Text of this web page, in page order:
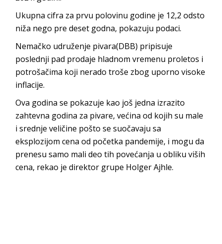
Ukupna cifra za prvu polovinu godine je 12,2 odsto
niža nego pre deset godna, pokazuju podaci.
Nemačko udruženje pivara(DBB) pripisuje
poslednji pad prodaje hladnom vremenu proletos i
potrošačima koji nerado troše zbog uporno visoke
inflacije.
Ova godina se pokazuje kao još jedna izrazito
zahtevna godina za pivare, većina od kojih su male
i srednje veličine pošto se suočavaju sa
eksplozijom cena od početka pandemije, i mogu da
prenesu samo mali deo tih povećanja u obliku viših
cena, rekao je direktor grupe Holger Ajhle.